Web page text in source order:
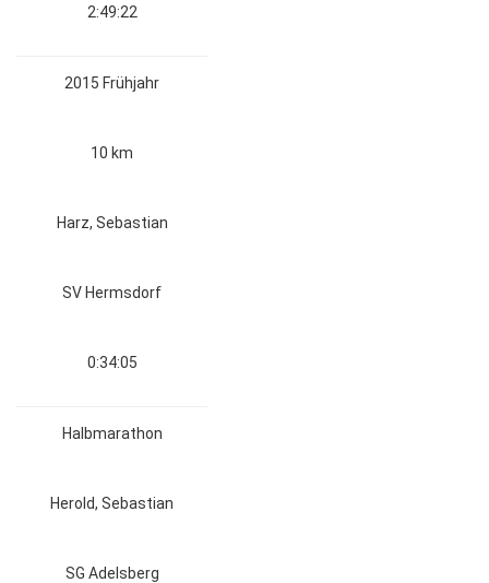
2:49:22
2015 Frühjahr
10 km
Harz, Sebastian
SV Hermsdorf
0:34:05
Halbmarathon
Herold, Sebastian
SG Adelsberg